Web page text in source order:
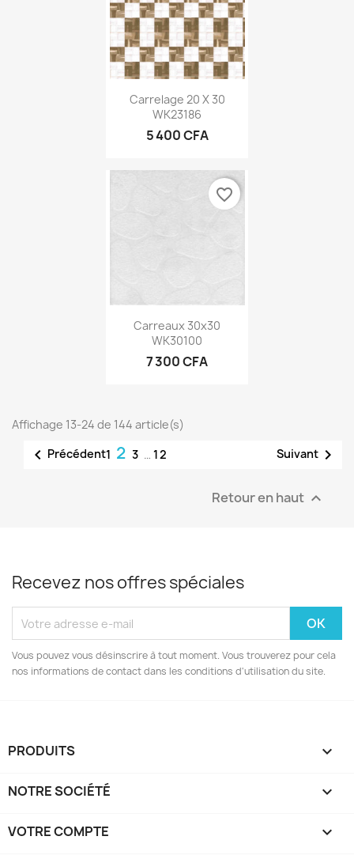
Carrelage 20 X 30
WK23186
5 400 CFA
Carreaux 30x30
WK30100
7 300 CFA
favorite_border
Affichage 13-24 de 144 article(s)
 Précédent1 2 3 … 12 Suivant 
Retour en haut 
Recevez nos offres spéciales
Vous pouvez vous désinscrire à tout moment. Vous trouverez pour cela
nos informations de contact dans les conditions d'utilisation du site.
PRODUITS 
NOTRE SOCIÉTÉ 
VOTRE COMPTE 